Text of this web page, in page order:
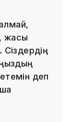
жақсы
Сіздердің
деп